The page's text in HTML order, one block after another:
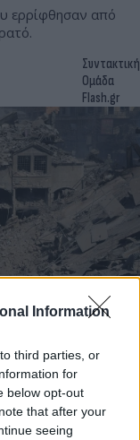
Information
third parties, or
for
below opt-out
that after your
seeing
ερρίφθησαν από
Συντακτική
Ομάδα
Flash.gr
στον
πλευρά της
στις δυο